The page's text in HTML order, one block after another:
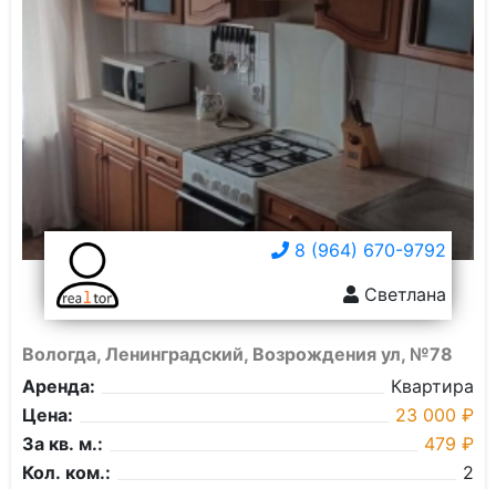
8 (964) 670-9792
Светлана
Вологда, Ленинградский, Возрождения ул, №78
Аренда:
Квартира
Цена:
23 000 ₽
За кв. м.:
479 ₽
Кол. ком.:
2